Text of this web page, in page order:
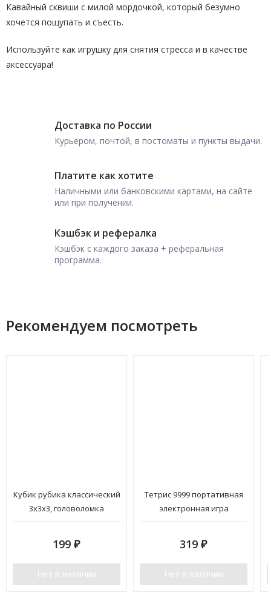
Кавайный сквиши с милой мордочкой, который безумно
хочется пощупать и съесть.
Используйте как игрушку для снятия стресса и в качестве
аксессуара!
Доставка по России
Курьером, почтой, в постоматы и пункты выдачи.
Платите как хотите
Наличными или банковскими картами, на сайте
или при получении.
Кэшбэк и рефералка
Кэшбэк с каждого заказа + реферальная
программа.
Рекомендуем посмотреть
Кубик рубика классический
3х3х3, головоломка
199 ₽
Нет в наличии
Тетрис 9999 портативная
электронная игра
319 ₽
Нет в наличии